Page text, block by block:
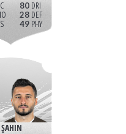
80
28
49
ŞAHIN